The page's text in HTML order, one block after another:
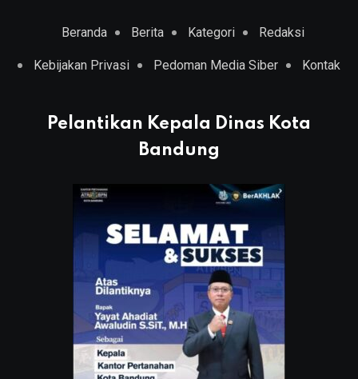
Beranda Berita Kategori Redaksi
Kebijakan Privasi Pedoman Media Siber Kontak
Pelantikan Kepala Dinas Kota
Bandung